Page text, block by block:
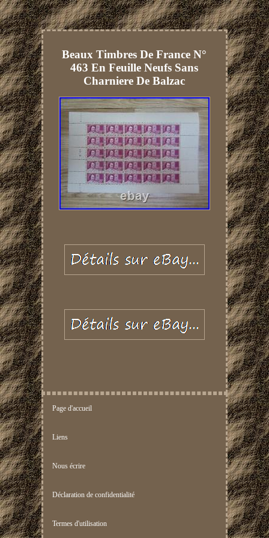
Beaux Timbres De France N°
463 En Feuille Neufs Sans
Charniere De Balzac
Page d'accueil
Liens
Nous écrire
Déclaration de confidentialité
Termes d'utilisation